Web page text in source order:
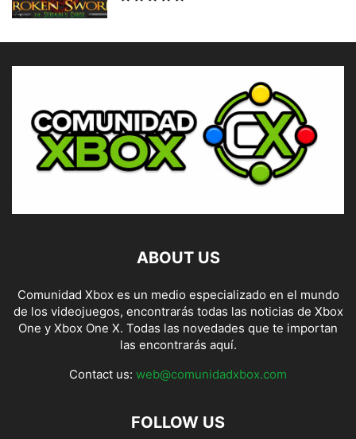
ABOUT US
Comunidad Xbox es un medio especializado en el mundo
de los videojuegos, encontrarás todas las noticias de Xbox
One y Xbox One X. Todas las novedades que te importan
las encontrarás aquí.
Contact us: web@comunidadxbox.com
FOLLOW US